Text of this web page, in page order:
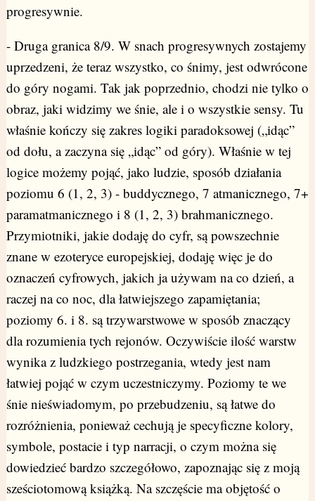
progresywnie.
- Druga granica 8/9. W snach progresywnych zostajemy
uprzedzeni, że teraz wszystko, co śnimy, jest odwrócone
do góry nogami. Tak jak poprzednio, chodzi nie tylko o
obraz, jaki widzimy we śnie, ale i o wszystkie sensy. Tu
właśnie kończy się zakres logiki paradoksowej („idąc”
od dołu, a zaczyna się „idąc” od góry). Właśnie w tej
logice możemy pojąć, jako ludzie, sposób działania
poziomu 6 (1, 2, 3) - buddycznego, 7 atmanicznego, 7+
paramatmanicznego i 8 (1, 2, 3) brahmanicznego.
Przymiotniki, jakie dodaję do cyfr, są powszechnie
znane w ezoteryce europejskiej, dodaję więc je do
oznaczeń cyfrowych, jakich ja używam na co dzień, a
raczej na co noc, dla łatwiejszego zapamiętania;
poziomy 6. i 8. są trzywarstwowe w sposób znaczący
dla rozumienia tych rejonów. Oczywiście ilość warstw
wynika z ludzkiego postrzegania, wtedy jest nam
łatwiej pojąć w czym uczestniczymy. Poziomy te we
śnie nieświadomym, po przebudzeniu, są łatwe do
rozróżnienia, ponieważ cechują je specyficzne kolory,
symbole, postacie i typ narracji, o czym można się
dowiedzieć bardzo szczegółowo, zapoznając się z moją
sześciotomową książką. Na szczęście ma objętość o